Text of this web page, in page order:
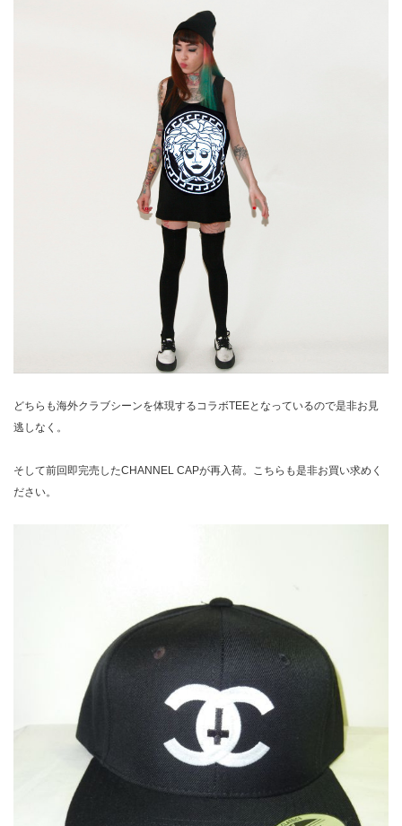
どちらも海外クラブシーンを体現するコラボTEEとなっているので是非お見
逃しなく。
そして前回即完売したCHANNEL CAPが再入荷。こちらも是非お買い求めく
ださい。